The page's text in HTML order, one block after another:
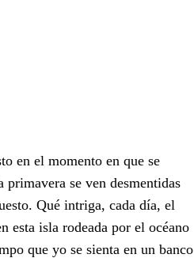
en el momento en que se
primavera se ven desmentidas
Qué intriga, cada día, el
esta isla rodeada por el océano
que yo se sienta en un banco